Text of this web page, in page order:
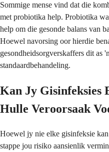
Sommige mense vind dat die
met probiotika help. Probiotika
help om die gesonde balans van
Hoewel navorsing oor hierdie
gesondheidsorgverskaffers dit as
standaardbehandeling.
Kan Jy Gisinfeksies
Hulle Veroorsaak
Hoewel jy nie elke gisinfeksie
stappe jou risiko aansienlik